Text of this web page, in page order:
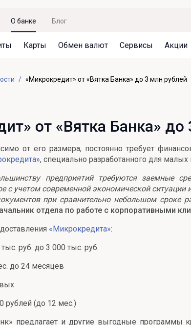
О банке Блог
Система
Архив вкладов
Привилегии для
Реструктуризация
Оценка
Подбор новой
Карты
услуг
Документы
Кешбэк
Обмен валют
Сервисы
через Госуслуги
Акции
«Микрокредит» от «Вятка Банка» до 3 млн рублей
от «Вятка Банка» до
от его размера, постоянно требует
, специально разработанного для
предприятий требуются заемные
с учетом современной экономической
при сравнительно небольшом сроке
отдела по работе с корпоративными
«Микрокредита»:
руб. до 3 000 тыс. руб.
до 24 месяцев
рублей (до 12 мес.)
предлагает и другие выгодные программы